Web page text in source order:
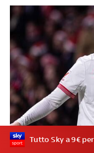
18/21 Tutto Sky a 9€